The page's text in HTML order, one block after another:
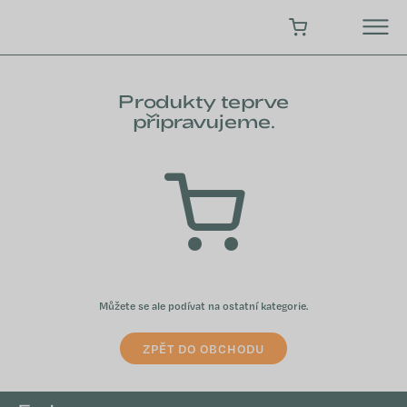
obsah
NÁKUPNÍ KOŠÍK
Produkty teprve
připravujeme.
Můžete se ale podívat na ostatní kategorie.
ZPĚT DO OBCHODU